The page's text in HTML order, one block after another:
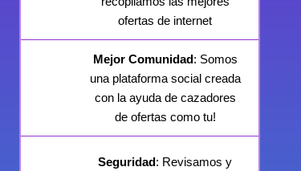
ofertas de internet
Mejor Comunidad: Somos
una plataforma social creada
con la ayuda de cazadores
de ofertas como tu!
Seguridad: Revisamos y